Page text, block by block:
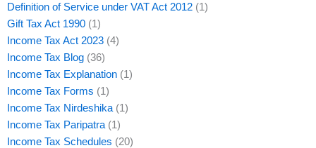
Definition of Service under VAT Act 2012 (1)
Gift Tax Act 1990 (1)
Income Tax Act 2023 (4)
Income Tax Blog (36)
Income Tax Explanation (1)
Income Tax Forms (1)
Income Tax Nirdeshika (1)
Income Tax Paripatra (1)
Income Tax Schedules (20)